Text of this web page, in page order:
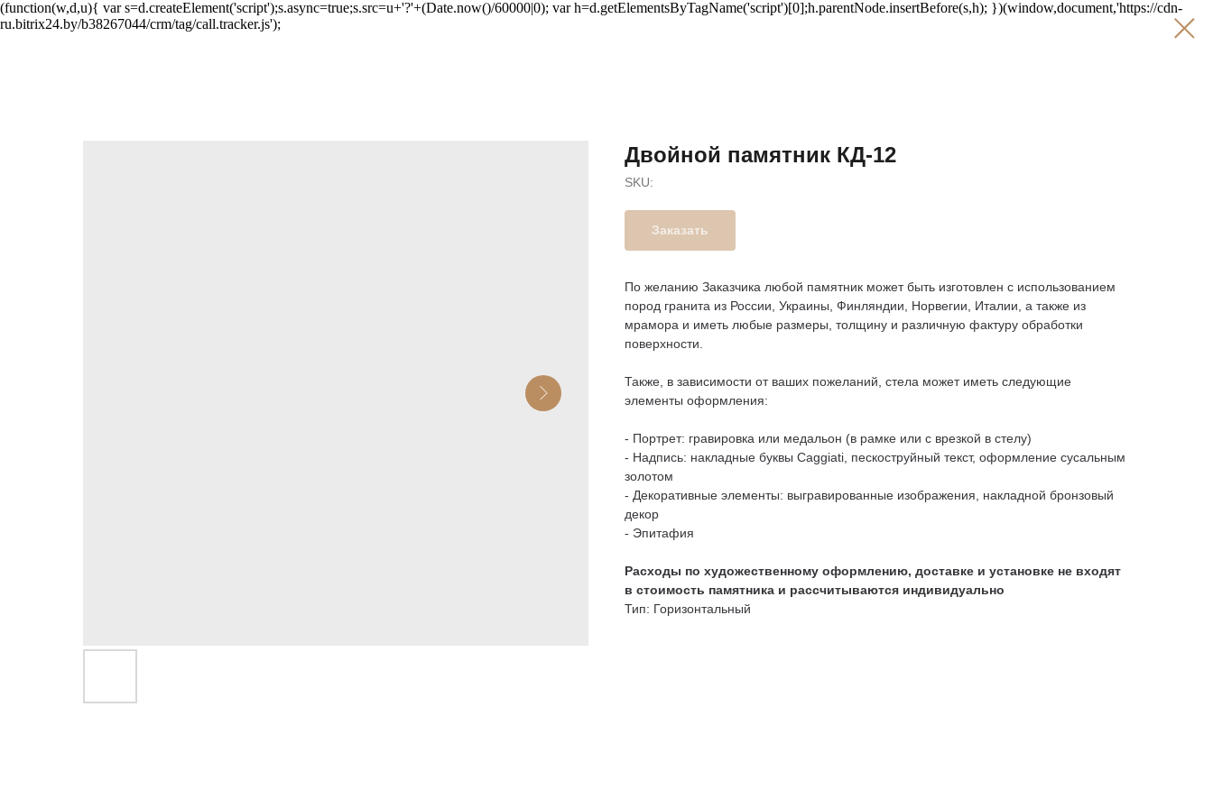
(function(w,d,u){ var s=d.createElement('script');s.async=true;s.src=u+'?'+(Date.now()/60000|0); var h=d.getElementsByTagName('script')[0];h.parentNode.insertBefore(s,h); })(window,document,'https://cdn-
ru.bitrix24.by/b38267044/crm/tag/call.tracker.js');
Двойной памятник КД-12
SKU:
Заказать
По желанию Заказчика любой памятник может быть изготовлен с использованием
пород гранита из России, Украины, Финляндии, Норвегии, Италии, а также из
мрамора и иметь любые размеры, толщину и различную фактуру обработки
поверхности.
Также, в зависимости от ваших пожеланий, стела может иметь следующие
элементы оформления:
- Портрет: гравировка или медальон (в рамке или с врезкой в стелу)
- Надпись: накладные буквы Caggiati, пескоструйный текст, оформление сусальным
золотом
- Декоративные элементы: выгравированные изображения, накладной бронзовый
декор
- Эпитафия
Расходы по художественному оформлению, доставке и установке не входят
в стоимость памятника и рассчитываются индивидуально
Тип: Горизонтальный